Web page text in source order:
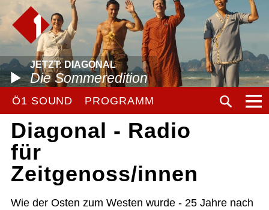
JETZT: DIAGONAL
Die Sommeredition
Ö1 SOUND PROGRAMM
Diagonal - Radio
für
Zeitgenoss/innen
Wie der Osten zum Westen wurde - 25 Jahre nach